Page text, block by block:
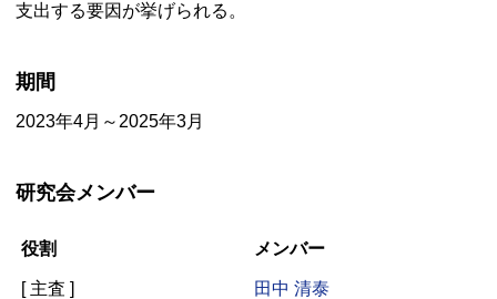
支出する要因が挙げられる。
期間
2023年4月～2025年3月
研究会メンバー
役割 メンバー
[ 主査 ] 田中 清泰